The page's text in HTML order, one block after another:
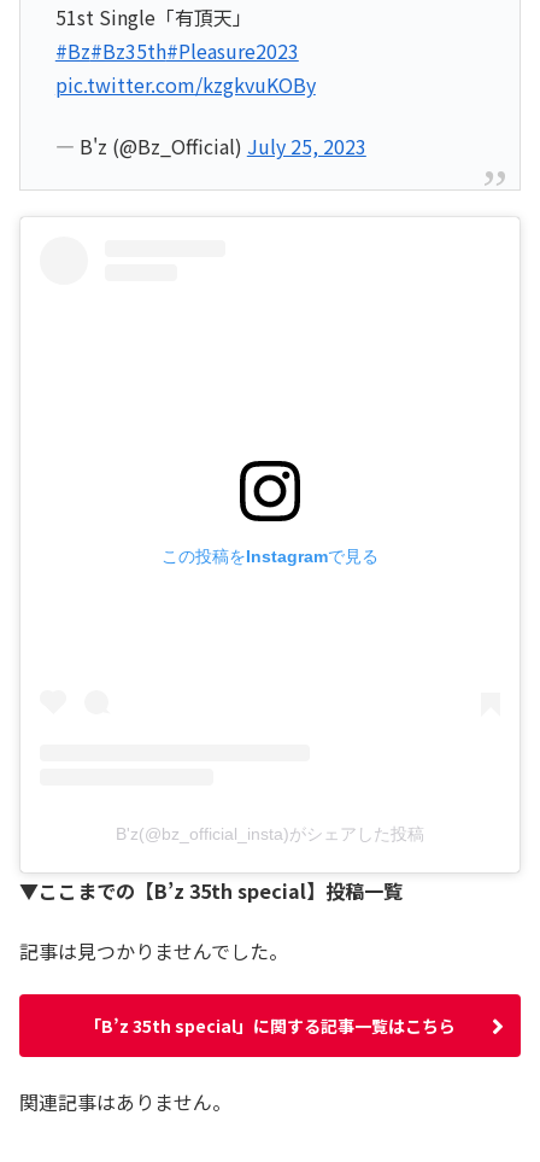
51st Single「有頂天」
#Bz#Bz35th#Pleasure2023
pic.twitter.com/kzgkvuKOBy
— B'z (@Bz_Official) July 25, 2023
この投稿をInstagramで見る
B'z(@bz_official_insta)がシェアした投稿
▼ここまでの【B’z 35th special】投稿一覧
記事は見つかりませんでした。
「B’z 35th special」に関する記事一覧はこちら
関連記事はありません。